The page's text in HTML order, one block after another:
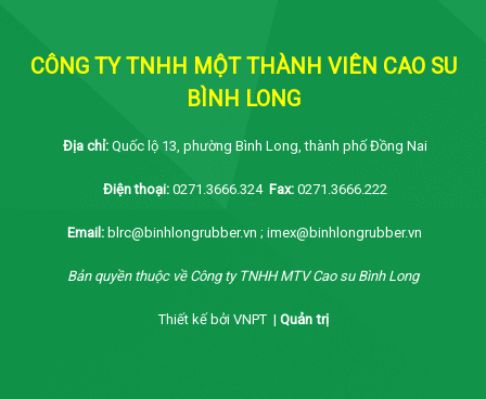
CÔNG TY TNHH MỘT THÀNH VIÊN CAO SU
BÌNH LONG
Địa chỉ: Quốc lộ 13, phường Bình Long, thành phố Đồng Nai
Điện thoại:0271.3666.324 Fax: 0271.3666.222
Email: blrc@binhlongrubber.vn ; imex@binhlongrubber.vn
Bản quyền thuộc về Công ty TNHH MTV Cao su Bình Long
Thiết kế bởi VNPT | Quản trị